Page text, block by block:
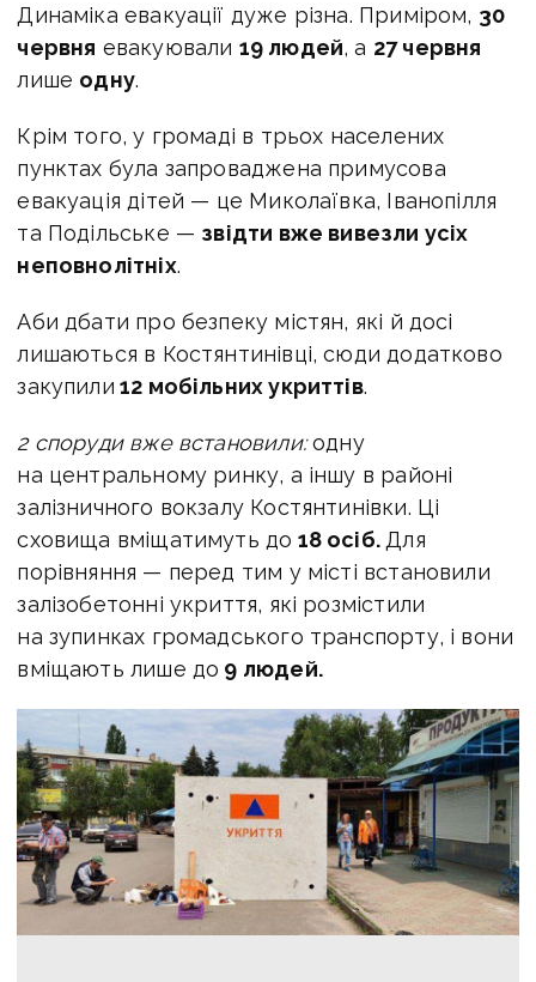
Динаміка евакуації дуже різна. Приміром, 30
червня евакуювали 19 людей, а 27 червня
лише одну.
Крім того, у громаді в трьох населених
пунктах була запроваджена примусова
евакуація дітей — це Миколаївка, Іванопілля
та Подільське — звідти вже вивезли усіх
неповнолітніх.
Аби дбати про безпеку містян, які й досі
лишаються в Костянтинівці, сюди додатково
закупили 12 мобільних укриттів.
2 споруди вже встановили:одну
на центральному ринку, а іншу в районі
залізничного вокзалу Костянтинівки. Ці
сховища вміщатимуть до 18 осіб. Для
порівняння — перед тим у місті встановили
залізобетонні укриття, які розмістили
на зупинках громадського транспорту, і вони
вміщають лише до 9 людей.